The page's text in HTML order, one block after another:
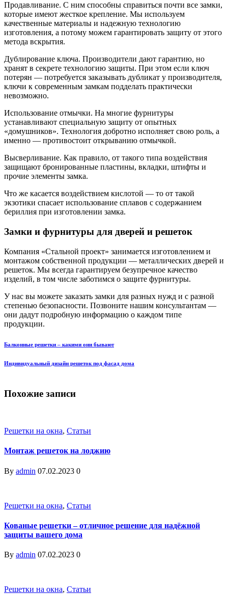
Продавливание. С ним способны справиться почти все замки,
которые имеют жесткое крепление. Мы используем
качественные материалы и надежную технологию
изготовления, а потому можем гарантировать защиту от этого
метода вскрытия.
Дублирование ключа. Производители дают гарантию, но
хранят в секрете технологию защиты. При этом если ключ
потерян — потребуется заказывать дубликат у производителя,
ключи к современным замкам подделать практически
невозможно.
Использование отмычки. На многие фурнитуры
устанавливают специальную защиту от опытных
«домушников». Технология добротно исполняет свою роль, а
именно — противостоит открыванию отмычкой.
Высверливание. Как правило, от такого типа воздействия
защищают бронированные пластины, вкладки, штифты и
прочие элементы замка.
Что же касается воздействием кислотой — то от такой
экзотики спасает использование сплавов с содержанием
бериллия при изготовлении замка.
Замки и фурнитуры для дверей и решеток
Компания «Стальной проект» занимается изготовлением и
монтажом собственной продукции — металлических дверей и
решеток. Мы всегда гарантируем безупречное качество
изделий, в том числе заботимся о защите фурнитуры.
У нас вы можете заказать замки для разных нужд и с разной
степенью безопасности. Позвоните нашим консультантам —
они дадут подробную информацию о каждом типе
продукции.
Балконные решетки – какими они бывают
Индивидуальный дизайн решеток под фасад дома
Похожие записи
Решетки на окна, Статьи
Монтаж решеток на лоджию
By admin 07.02.2023 0
Решетки на окна, Статьи
Кованые решетки – отличное решение для надёжной
защиты вашего дома
By admin 07.02.2023 0
Решетки на окна, Статьи